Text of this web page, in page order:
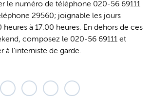
le numéro de téléphone 020-56 69111
29560; joignable les jours
à 17.00 heures. En dehors de ces
composez le 020-56 69111 et
à l’interniste de garde.